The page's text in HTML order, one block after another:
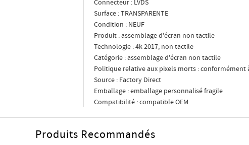
Connecteur : LVDS
Surface : TRANSPARENTE
Condition : NEUF
Produit : assemblage d'écran non tactile
Technologie : 4k 2017, non tactile
Catégorie : assemblage d'écran non tactile
Politique relative aux pixels morts : conformément
Source : Factory Direct
Emballage : emballage personnalisé fragile
Compatibilité : compatible OEM
Produits Recommandés